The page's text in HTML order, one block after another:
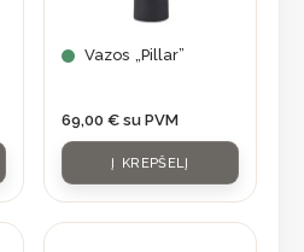
Vazos „Pillar”
69,00 € su PVM
Į KREPŠELĮ